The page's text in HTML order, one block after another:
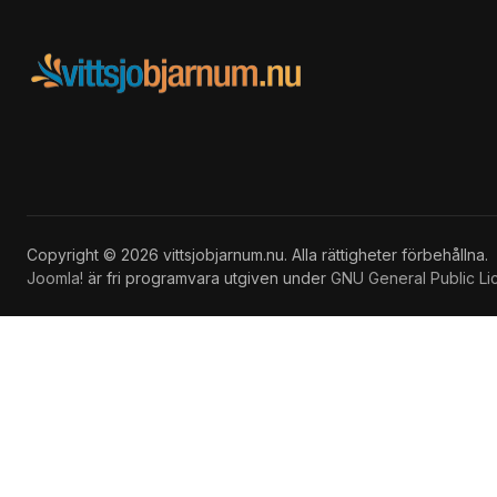
Copyright © 2026 vittsjobjarnum.nu. Alla rättigheter förbehållna.
Joomla! är fri programvara utgiven under GNU General Public